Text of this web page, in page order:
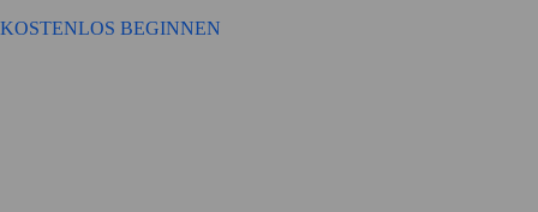
KOSTENLOS BEGINNEN